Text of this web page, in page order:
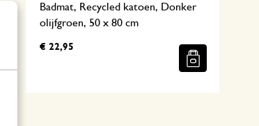
Badmat, Recycled katoen, Donker
olijfgroen, 50 x 80 cm
€ 22,95